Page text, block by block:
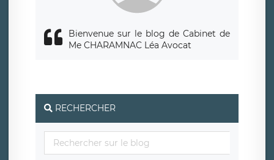
Bienvenue sur le blog de Cabinet de
Me CHARAMNAC Léa Avocat
RECHERCHER